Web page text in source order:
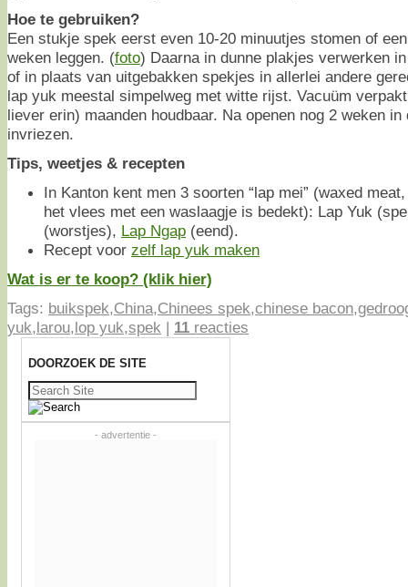
Hoe te gebruiken?
Een stukje spek eerst even 10-20 minuutjes stomen of
weken leggen. (foto) Daarna in dunne plakjes verwerken
of in plaats van uitgebakken spekjes in allerlei andere
lap yuk meestal simpelweg met witte rijst. Vacuüm
liever erin) maanden houdbaar. Na openen nog 2 weken
invriezen.
Tips, weetjes & recepten
In Kanton kent men 3 soorten “lap mei” (waxed
het vlees met een waslaagje is bedekt): Lap Yuk
(worstjes), Lap Ngap (eend).
Recept voor zelf lap yuk maken
Wat is er te koop? (klik hier)
Tags: buikspek,China,Chinees spek,chinese bacon,
yuk,larou,lop yuk,spek | 11 reacties
DOORZOEK DE SITE
Zoeken
naar:
- advertentie -